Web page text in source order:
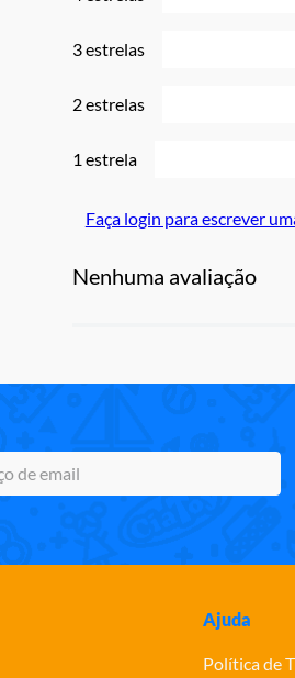
3 estrelas
2 estrelas
1 estrela
Faça login para escrever
Nenhuma avaliação
Ajuda
Política de